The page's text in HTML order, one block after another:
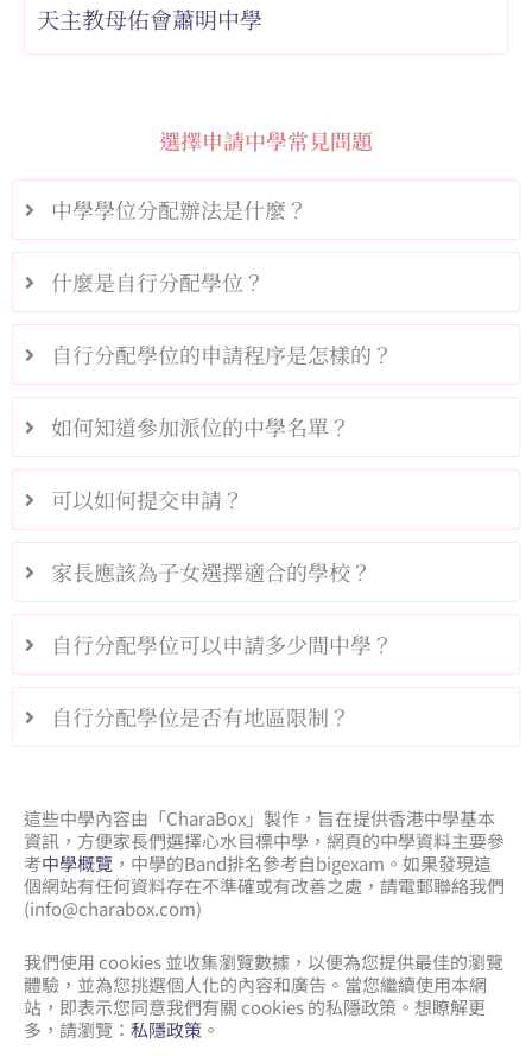
天主教母佑會蕭明中學
選擇申請中學常見問題
中學學位分配辦法是什麼？
什麼是自行分配學位？
自行分配學位的申請程序是怎樣的？
如何知道參加派位的中學名單？
可以如何提交申請？
家長應該為子女選擇適合的學校？
自行分配學位可以申請多少間中學？
自行分配學位是否有地區限制？
這些中學內容由「CharaBox」製作，旨在提供香港中學基本
資訊，方便家長們選擇心水目標中學，網頁的中學資料主要參
考中學概覽 ，中學的Band排名參考自bigexam。如果發現這
個網站有任何資料存在不準確或有改善之處，請電郵聯絡我們
(info@charabox.com)
我們使用 cookies 並收集瀏覽數據，以便為您提供最佳的瀏覽
體驗，並為您挑選個人化的內容和廣告。當您繼續使用本網
站，即表示您同意我們有關 cookies 的私隱政策。想瞭解更
多，請瀏覽： 私隱政策 。